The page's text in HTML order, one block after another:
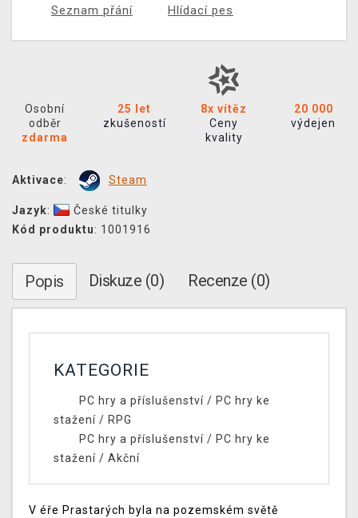
Seznam přání Hlídací pes
Osobní
odběr
zdarma
25 let
zkušeností
8x vítěz
Ceny
kvality
20 000
výdejen
Aktivace: Steam
Jazyk:
České titulky
Kód produktu: 1001916
Popis Diskuze (0) Recenze (0)
KATEGORIE
PC hry a příslušenství/ PC hry ke
stažení / RPG
PC hry a příslušenství/ PC hry ke
stažení / Akční
V éře Prastarých byla na pozemském světě